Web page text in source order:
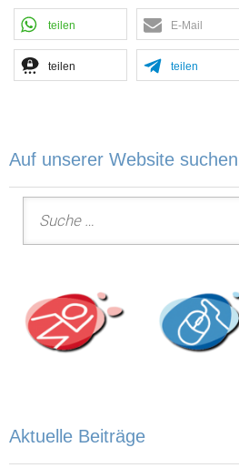
teilen E-Mail
teilen teilen
Auf unserer Website suchen
Suche nach:
Aktuelle Beiträge